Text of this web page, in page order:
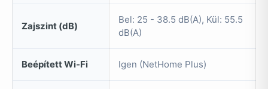
Zajszint (dB)
Bel: 25 - 38.5 dB(A), Kül: 55.5
dB(A)
Beépített Wi-Fi Igen (NetHome Plus)